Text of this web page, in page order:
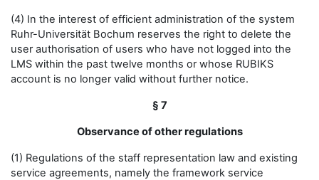
(4) In the interest of efficient administration of the system
Ruhr-Universität Bochum reserves the right to delete the
user authorisation of users who have not logged into the
LMS within the past twelve months or whose RUBIKS
account is no longer valid without further notice.
§ 7
Observance of other regulations
(1) Regulations of the staff representation law and existing
service agreements, namely the framework service